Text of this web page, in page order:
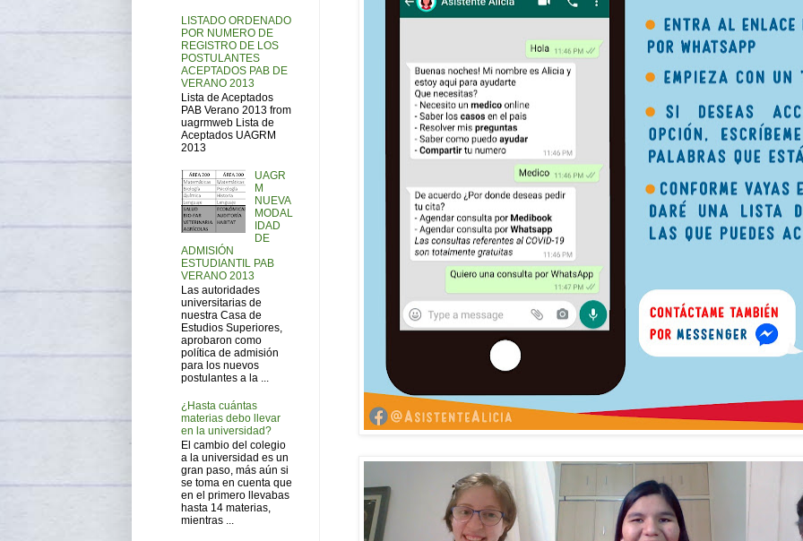
LISTADO ORDENADO
POR NUMERO DE
REGISTRO DE LOS
POSTULANTES
ACEPTADOS PAB DE
VERANO 2013
Lista de Aceptados
PAB Verano 2013 from
uagrmweb Lista de
Aceptados UAGRM
2013
UAGR
M
NUEVA
MODAL
IDAD
DE
ADMISIÓN
ESTUDIANTIL PAB
VERANO 2013
Las autoridades
universitarias de
nuestra Casa de
Estudios Superiores,
aprobaron como
política de admisión
para los nuevos
postulantes a la ...
¿Hasta cuántas
materias debo llevar
en la universidad?
El cambio del colegio
a la universidad es un
gran paso, más aún si
se toma en cuenta que
en el primero llevabas
hasta 14 materias,
mientras ...